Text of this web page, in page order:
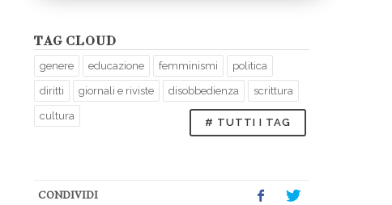
TAG CLOUD
genere educazione femminismi politica
diritti giornali e riviste disobbedienza scrittura
cultura
# TUTTI I TAG
CONDIVIDI